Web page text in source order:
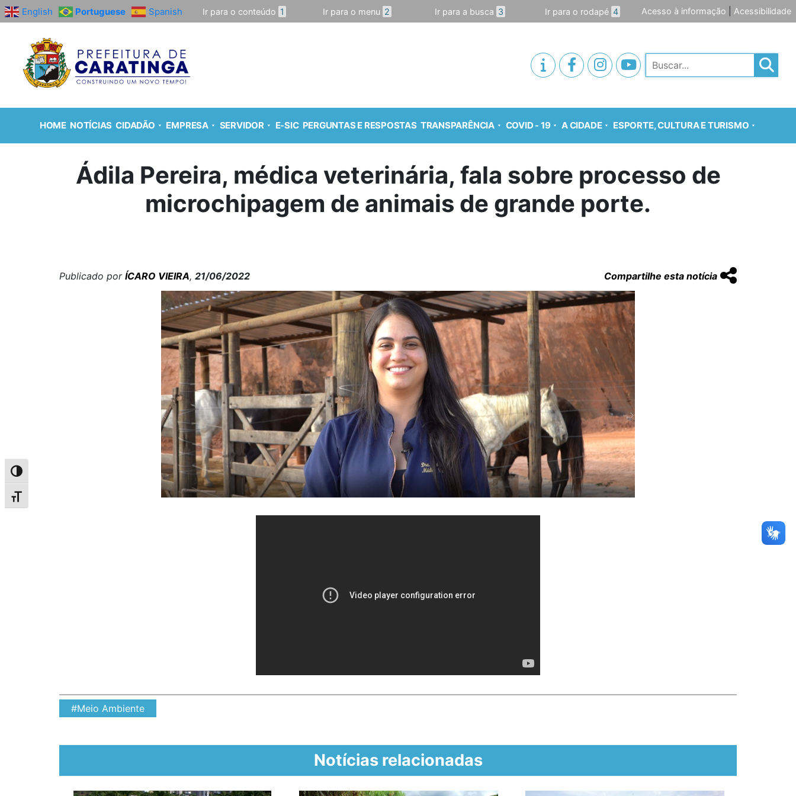
Alternar alto contraste
Alternar tamanho da fonte
English Portuguese Spanish Ir para o conteúdo 1 Ir para o menu 2 Ir para a busca 3 Ir para o rodapé 4 Acesso à informação Acessibilidade
Pesquisar
HOME NOTÍCIAS CIDADÃO EMPRESA SERVIDOR E-SIC PERGUNTAS E RESPOSTAS TRANSPARÊNCIA COVID - 19 A CIDADE ESPORTE, CULTURA E TURISMO
Ádila Pereira, médica veterinária, fala sobre processo de
microchipagem de animais de grande porte.
Publicado por ÍCARO VIEIRA, 21/06/2022 Compartilhe esta notícia
#Meio Ambiente
Notícias relacionadas